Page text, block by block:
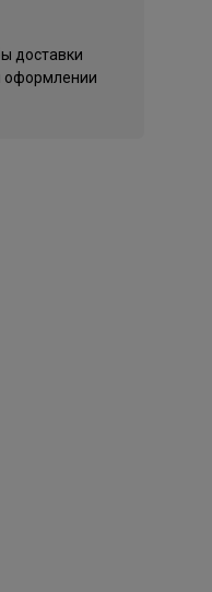
доставки
оформлении